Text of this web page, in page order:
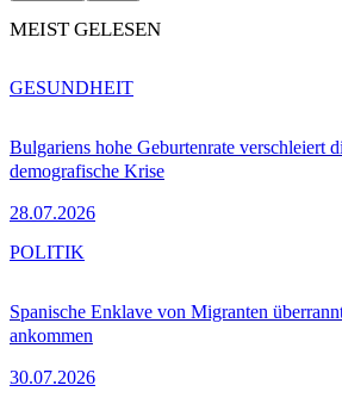
MEIST GELESEN
Bulgariens hohe Geburtenrate verschleiert
demografische Krise
28.07.2026
GESUNDHEIT
Spanische Enklave von Migranten
ankommen
30.07.2026
POLITIK